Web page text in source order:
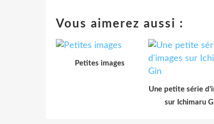
Vous aimerez aussi :
Petites images
Une petite série
sur Ichimaru